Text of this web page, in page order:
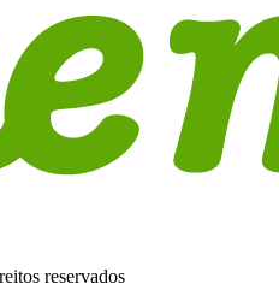
reservados